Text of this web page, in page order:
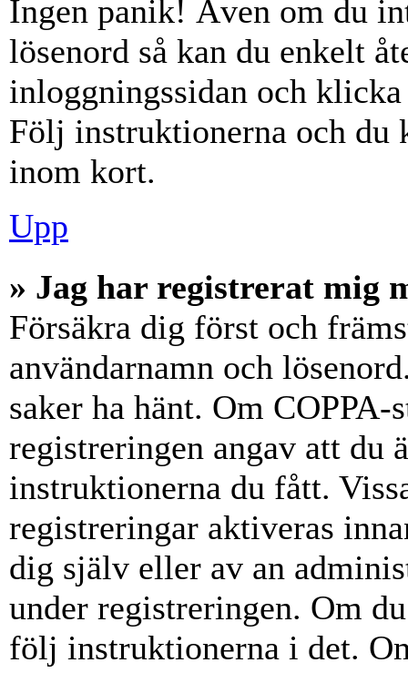
Ingen panik! Även om du
lösenord så kan du enkelt
inloggningssidan och
Följ instruktionerna och du
inom kort.
Upp
» Jag har registrerat mig
Försäkra dig först och
användarnamn och
saker ha hänt. Om
registreringen angav att du
instruktionerna du fått.
registreringar aktiveras
dig själv eller av an
under registreringen. Om
följ instruktionerna i det.